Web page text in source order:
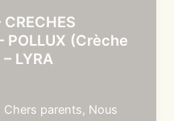
POLLUX (Crèche
LYRA
parents, Nous